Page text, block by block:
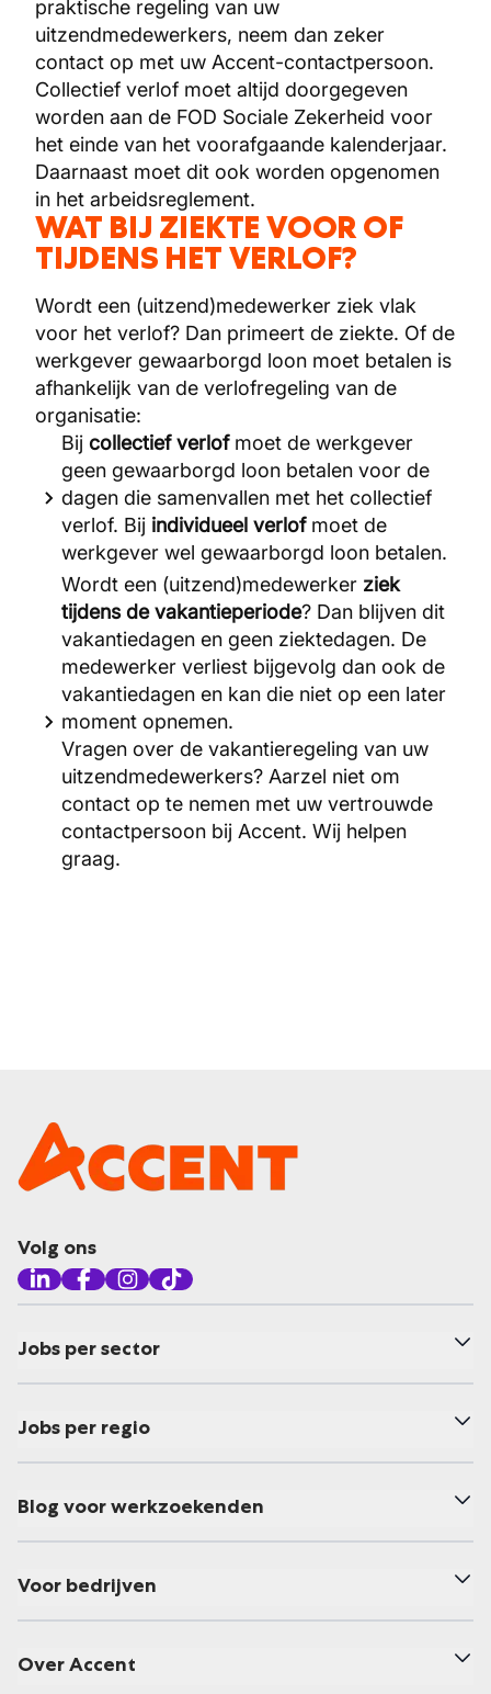
praktische regeling van uw
uitzendmedewerkers, neem dan zeker
contact op met uw Accent-contactpersoon.
Collectief verlof moet altijd doorgegeven
worden aan de FOD Sociale Zekerheid voor
het einde van het voorafgaande kalenderjaar.
Daarnaast moet dit ook worden opgenomen
in het arbeidsreglement.
WAT BIJ ZIEKTE VOOR OF
TIJDENS HET VERLOF?
Wordt een (uitzend)medewerker ziek vlak
voor het verlof? Dan primeert de ziekte. Of de
werkgever gewaarborgd loon moet betalen is
afhankelijk van de verlofregeling van de
organisatie:
Bij collectief verlof moet de werkgever
geen gewaarborgd loon betalen voor de
dagen die samenvallen met het collectief
verlof. Bij individueel verlof moet de
werkgever wel gewaarborgd loon betalen.
Wordt een (uitzend)medewerker ziek
tijdens de vakantieperiode? Dan blijven dit
vakantiedagen en geen ziektedagen. De
medewerker verliest bijgevolg dan ook de
vakantiedagen en kan die niet op een later
moment opnemen.
Vragen over de vakantieregeling van uw
uitzendmedewerkers? Aarzel niet om
contact op te nemen met uw vertrouwde
contactpersoon bij Accent. Wij helpen
graag.
Volg ons
Jobs per sector
Jobs per regio
Blog voor werkzoekenden
Voor bedrijven
Over Accent